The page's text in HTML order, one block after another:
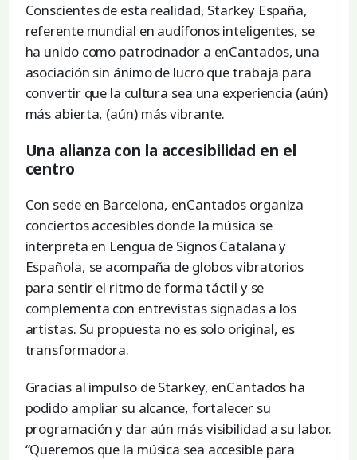
Conscientes de esta realidad, Starkey España,
referente mundial en audífonos inteligentes, se
ha unido como patrocinador a enCantados, una
asociación sin ánimo de lucro que trabaja para
convertir que la cultura sea una experiencia (aún)
más abierta, (aún) más vibrante.
Una alianza con la accesibilidad en el
centro
Con sede en Barcelona, enCantados organiza
conciertos accesibles donde la música se
interpreta en Lengua de Signos Catalana y
Española, se acompaña de globos vibratorios
para sentir el ritmo de forma táctil y se
complementa con entrevistas signadas a los
artistas. Su propuesta no es solo original, es
transformadora.
Gracias al impulso de Starkey, enCantados ha
podido ampliar su alcance, fortalecer su
programación y dar aún más visibilidad a su labor.
“Queremos que la música sea accesible para